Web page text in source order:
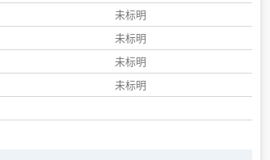
未标明
未标明
未标明
未标明